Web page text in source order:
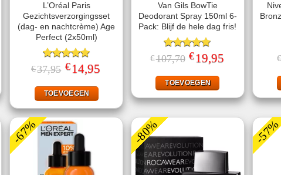
L’Oréal Paris
Gezichtsverzorgingsset
(dag- en nachtcrème) Age
Perfect (2x50ml)
Gewaardeerd
5.00uit 5
€37,95 Oorspronkelijke
prijs
€37,95.
€ 14,95prijs
TOEVOEGEN
Van Gils BowTie
Deodorant Spray 150ml 6-
Pack: Blijf de hele dag fris!
Gewaardeerd
5.00 uit 5
€107,70 Oorspronkelijke
prijs
€107,70.
€ 19,95
TOEVOEGEN
€
-67% -80% -57%